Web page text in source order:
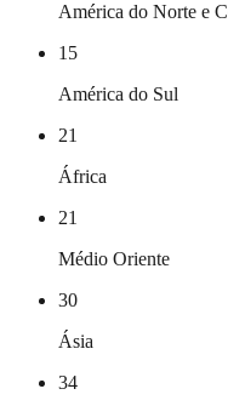
América do Norte e
15
América do Sul
21
África
21
Médio Oriente
30
Ásia
34